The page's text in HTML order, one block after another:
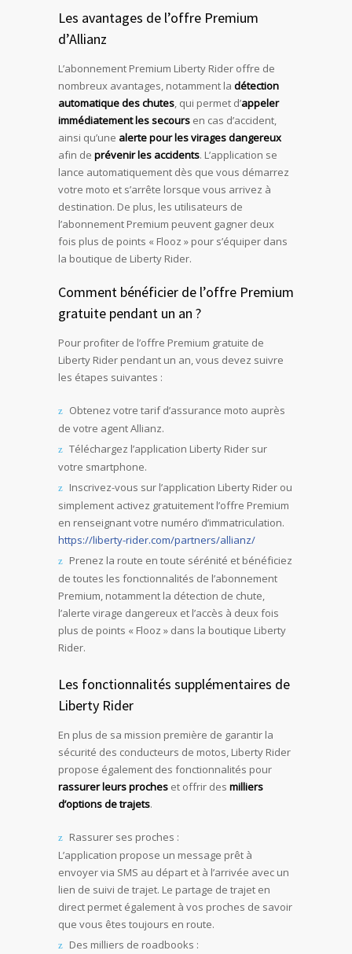
Les avantages de l’offre Premium
d’Allianz
L’abonnement Premium Liberty Rider offre de
nombreux avantages, notamment la détection
automatique des chutes, qui permet d’appeler
immédiatement les secours en cas d’accident,
ainsi qu’une alerte pour les virages dangereux
afin de prévenir les accidents. L’application se
lance automatiquement dès que vous démarrez
votre moto et s’arrête lorsque vous arrivez à
destination. De plus, les utilisateurs de
l’abonnement Premium peuvent gagner deux
fois plus de points « Flooz » pour s’équiper dans
la boutique de Liberty Rider.
Comment bénéficier de l’offre Premium
gratuite pendant un an ?
Pour profiter de l’offre Premium gratuite de
Liberty Rider pendant un an, vous devez suivre
les étapes suivantes :
Obtenez votre tarif d’assurance moto auprès
de votre agent Allianz.
Téléchargez l’application Liberty Rider sur
votre smartphone.
Inscrivez-vous sur l’application Liberty Rider ou
simplement activez gratuitement l’offre Premium
en renseignant votre numéro d’immatriculation.
https://liberty-rider.com/partners/allianz/
Prenez la route en toute sérénité et bénéficiez
de toutes les fonctionnalités de l’abonnement
Premium, notamment la détection de chute,
l’alerte virage dangereux et l’accès à deux fois
plus de points « Flooz » dans la boutique Liberty
Rider.
Les fonctionnalités supplémentaires de
Liberty Rider
En plus de sa mission première de garantir la
sécurité des conducteurs de motos, Liberty Rider
propose également des fonctionnalités pour
rassurer leurs proches et offrir des milliers
d’options de trajets.
Rassurer ses proches :
L’application propose un message prêt à
envoyer via SMS au départ et à l’arrivée avec un
lien de suivi de trajet. Le partage de trajet en
direct permet également à vos proches de savoir
que vous êtes toujours en route.
Des milliers de roadbooks :